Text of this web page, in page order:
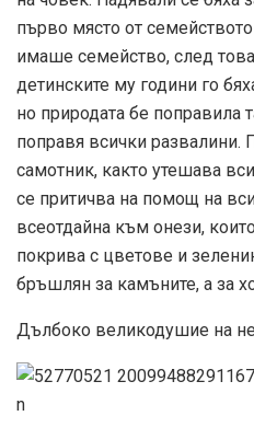
първо място от
имаше семейство, след
детинските му години го
но природата бе поправила
поправя всички развалини.
самотник, както утешава
се притичва на помощ на
всеотдайна към онези,
покрива с цветове и
бръшлян за камъните, а за
Дълбоко великодушие на